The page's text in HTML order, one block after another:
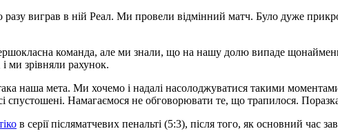
разу виграв в ній Реал. Ми провели відмінний матч. Було дуже
команда, але ми знали, що на нашу долю випаде
ми зрівняли рахунок.
наша мета. Ми хочемо і надалі насолоджуватися такими
спустошені. Намагаємося не обговорювати те, що трапилося.
в серії післяматчевих пенальті (5:3), після того, як основний час